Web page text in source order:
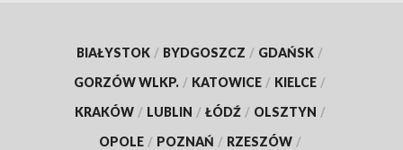
BIAŁYSTOK / BYDGOSZCZ / GDAŃSK /
GORZÓW WLKP. / KATOWICE / KIELCE /
KRAKÓW / LUBLIN / ŁÓDŹ / OLSZTYN /
OPOLE / POZNAŃ / RZESZÓW /